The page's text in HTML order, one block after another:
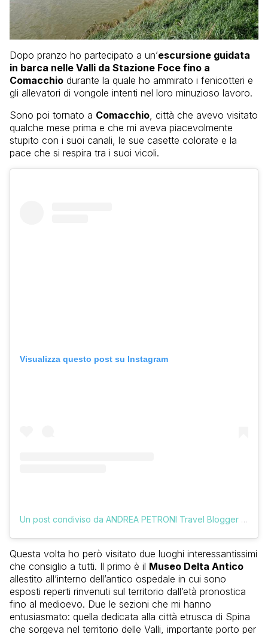
Dopo pranzo ho partecipato a un’escursione guidata
in barca nelle Valli da Stazione Foce fino a
Comacchio durante la quale ho ammirato i fenicotteri e
gli allevatori di vongole intenti nel loro minuzioso lavoro.
Sono poi tornato a Comacchio , città che avevo visitato
qualche mese prima e che mi aveva piacevolmente
stupito con i suoi canali, le sue casette colorate e la
pace che si respira tra i suoi vicoli.
Visualizza questo post su Instagram
Un post condiviso da ANDREA PETRONI Travel Blogger (@vologratis)
Questa volta ho però visitato due luoghi interessantissimi
che consiglio a tutti. Il primo è il Museo Delta Antico
allestito all’interno dell’antico ospedale in cui sono
esposti reperti rinvenuti sul territorio dall’età pronostica
fino al medioevo. Due le sezioni che mi hanno
entusiasmato: quella dedicata alla città etrusca di Spina
che sorgeva nel territorio delle Valli, importante porto per